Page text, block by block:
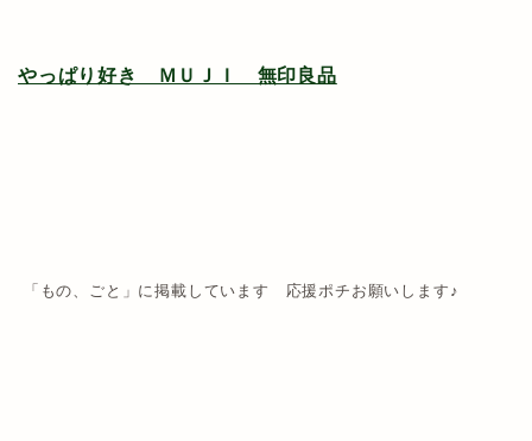
やっぱり好き ＭＵＪＩ 無印良品
「もの、ごと」に掲載しています 応援ポチお願いします♪